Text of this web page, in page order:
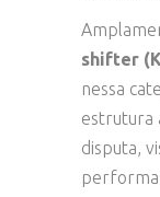
shifter
nessa
estrutura
disputa,